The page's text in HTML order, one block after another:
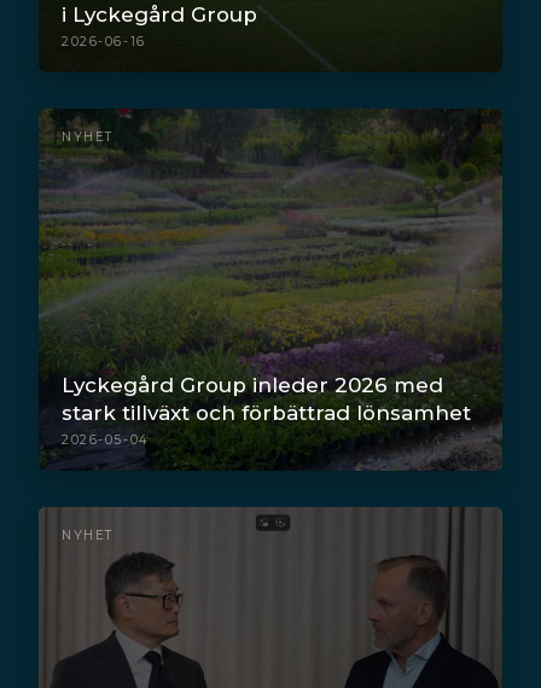
i Lyckegård Group
2026-06-16
NYHET
Lyckegård Group inleder 2026 med
stark tillväxt och förbättrad lönsamhet
2026-05-04
NYHET